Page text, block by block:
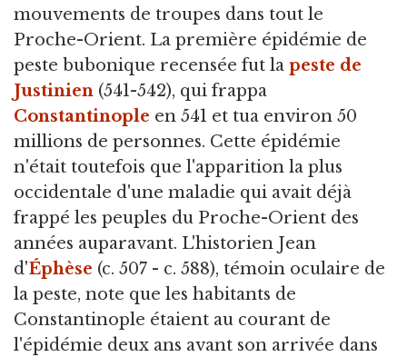
mouvements de troupes dans tout le
Proche-Orient. La première épidémie de
peste bubonique recensée fut la peste de
Justinien (541-542), qui frappa
Constantinople en 541 et tua environ 50
millions de personnes. Cette épidémie
n'était toutefois que l'apparition la plus
occidentale d'une maladie qui avait déjà
frappé les peuples du Proche-Orient des
années auparavant. L'historien Jean
d'Éphèse (c. 507 - c. 588), témoin oculaire de
la peste, note que les habitants de
Constantinople étaient au courant de
l'épidémie deux ans avant son arrivée dans